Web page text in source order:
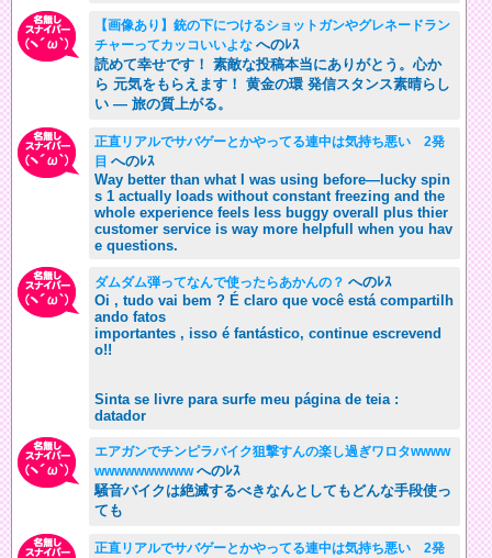
【画像あり】銃の下につけるショットガンやグレネードラン
チャーってカッコいいよな へのﾚｽ
読めて幸せです！ 素敵な投稿本当にありがとう。心か
ら 元気をもらえます！ 黄金の環 発信スタンス素晴らし
い — 旅の質上がる。
正直リアルでサバゲーとかやってる連中は気持ち悪い 2発
目 へのﾚｽ
Way better than what I was using before—lucky spin
s 1 actually loads without constant freezing and the
whole experience feels less buggy overall plus thier
customer service is way more helpfull when you hav
e questions.
ダムダム弾ってなんで使ったらあかんの？ へのﾚｽ
Oi , tudo vai bem ? É claro que você está compartilh
ando fatos
importantes , isso é fantástico, continue escrevend
o!!
Sinta se livre para surfe meu página de teia :
datador
エアガンでチンピラバイク狙撃すんの楽し過ぎワロタwwww
wwwwwwwwwwへのﾚｽ
騒音バイクは絶滅するべきなんとしてもどんな手段使っ
ても
正直リアルでサバゲーとかやってる連中は気持ち悪い 2発